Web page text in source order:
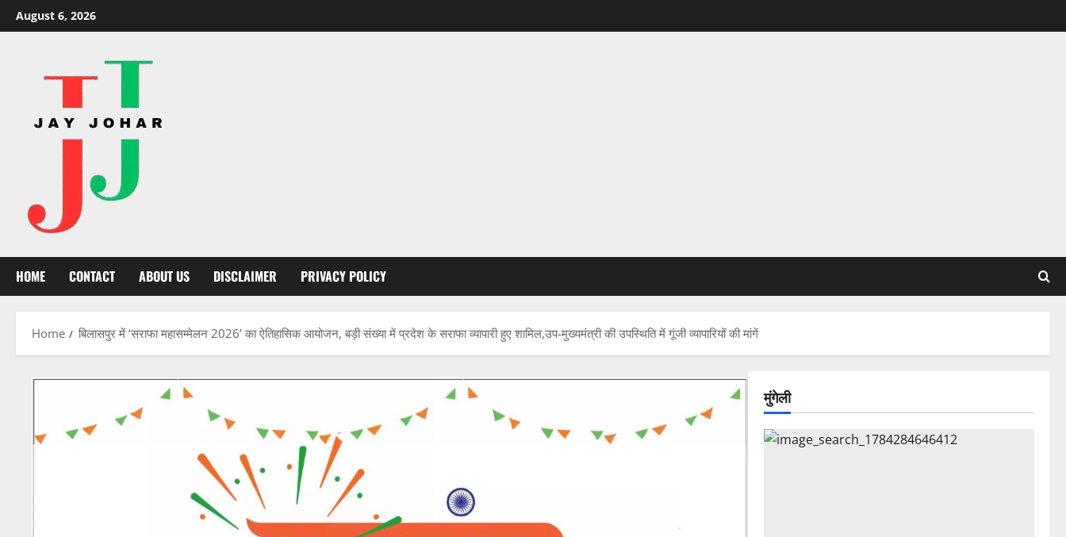
Skip
to
August 6, 2026
HOME CONTACT ABOUT US DISCLAIMER PRIVACY POLICY
Home बिलासपुर में ‘सराफा महासम्मेलन 2026’ का ऐतिहासिक आयोजन, बड़ी संख्या में प्रदेश के सराफा व्यापारी हुए शामिल,उप-मुख्यमंत्री की उपस्थिति में गूंजी व्यापारियों की मांगें
मुंगेली